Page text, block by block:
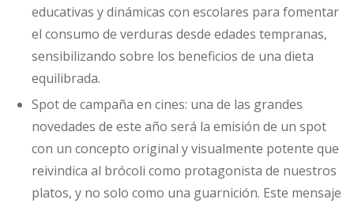
educativas y dinámicas con escolares para fomentar
el consumo de verduras desde edades tempranas,
sensibilizando sobre los beneficios de una dieta
equilibrada.
Spot de campaña en cines: una de las grandes
novedades de este año será la emisión de un spot
con un concepto original y visualmente potente que
reivindica al brócoli como protagonista de nuestros
platos, y no solo como una guarnición. Este mensaje